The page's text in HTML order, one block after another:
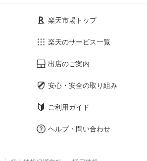
楽天市場トップ
楽天のサービス一覧
出店のご案内
安心・安全の取り組み
ご利用ガイド
ヘルプ・問い合わせ